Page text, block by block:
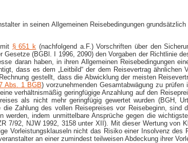
in seinen Allgemeinen Reisebedingungen
§ 651 k (nachfolgend a.F.) Vorschriften über den
(BGBl. I 1996, 2090) den Vorgaben der Richtlinie
daran haben, in ihren Allgemeinen Reisebedingungen
dass es dem „Leitbild“ der dem Reisevertrag
gestellt, dass die Abwicklung der meisten
Abs. 1 BGB) vorzunehmenden Gesamtabwägung zu
verhältnismäßig geringfügige Anzahlung auf den
als nicht mehr geringfügig gewertet wurden
Zahlung des vollen Reisepreises vor Reisebeginn,
indem unmittelbare Ansprüche gegen die
7/92, NJW 1992, 3158 unter XII). Mit dieser Wertung
Vorleistungsklauseln nicht das Risiko einer Insolvenz
an einer zumindest teilweisen Abdeckung ihrer